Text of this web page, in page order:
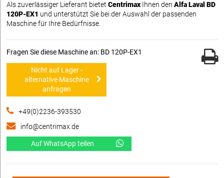
Als zuverlässiger Lieferant bietet Centrimax Ihnen den Alfa Laval BD
120P-EX1 und unterstützt Sie bei der Auswahl der passenden
Maschine für Ihre Bedürfnisse.
Fragen Sie diese Maschine an: BD 120P-EX1
Nicht auf Lager -
alternative Maschine
anfragen
+49(0)2236-393530
info@centrimax.de
Auf WhatsApp teilen